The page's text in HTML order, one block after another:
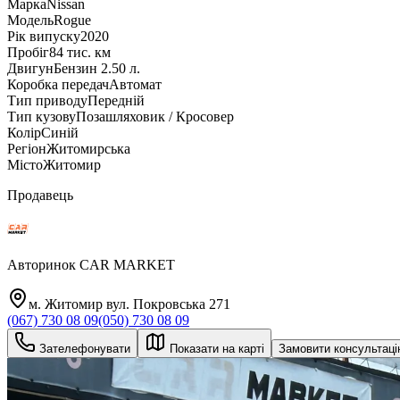
МаркаNissan
МодельRogue
Рік випуску2020
Пробіг84 тис. км
ДвигунБензин 2.50 л.
Коробка передачАвтомат
Тип приводуПередній
Тип кузовуПозашляховик / Кросовер
КолірСиній
РегіонЖитомирська
МістоЖитомир
Продавець
Авторинок CAR MARKET
м. Житомир вул. Покровська 271
(067) 730 08 09(050) 730 08 09
Зателефонувати Показати на карті Замовити